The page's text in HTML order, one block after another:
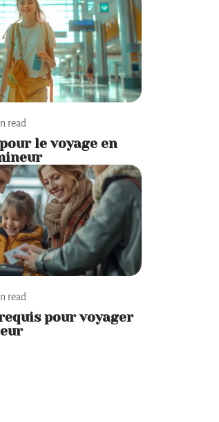
read
le voyage en
read
pour voyager